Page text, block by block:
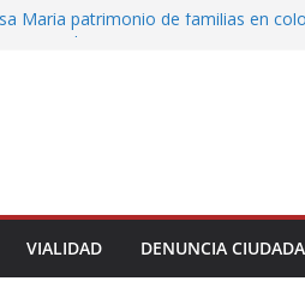
María patrimonio de familias en
VIALIDAD DENUNCIA